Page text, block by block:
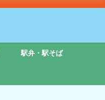
駅弁・駅そば